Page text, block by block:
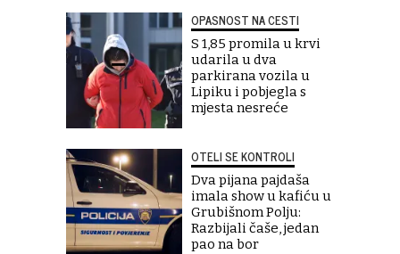
OPASNOST NA CESTI
S 1,85 promila u krvi
udarila u dva
parkirana vozila u
Lipiku i pobjegla s
mjesta nesreće
OTELI SE KONTROLI
Dva pijana pajdaša
imala show u kafiću u
Grubišnom Polju:
Razbijali čaše, jedan
pao na bor